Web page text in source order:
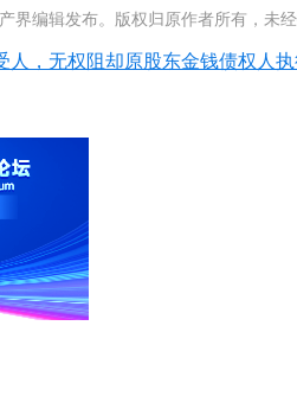
界编辑发布。版权归原作者所有，未
，无权阻却原股东金钱债权人执